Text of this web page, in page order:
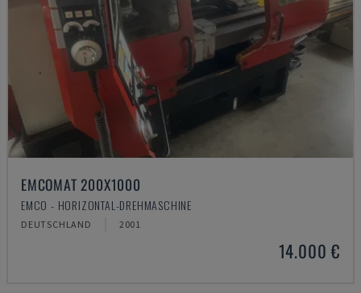
EMCOMAT 200X1000
EMCO - HORIZONTAL-DREHMASCHINE
DEUTSCHLAND 2001
14.000 €